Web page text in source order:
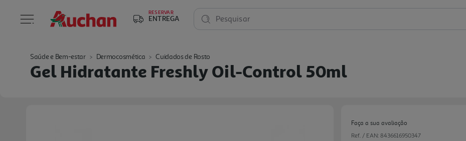
RESERVAR
ENTREGA Pesquisar
Saúde e Bem-estar Dermocosmética Cuidados de Rosto
Gel Hidratante Freshly Oil-Control 50ml
Faça a sua avaliação
Ref. / EAN: 8436616950347